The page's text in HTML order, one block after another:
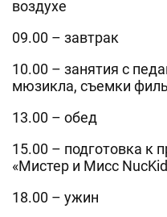
воздухе
09.00 – завтрак
10.00 – занятия с
мюзикла, съемки
13.00 – обед
15.00 – подготовка к
«Мистер и Мисс
18.00 – ужин